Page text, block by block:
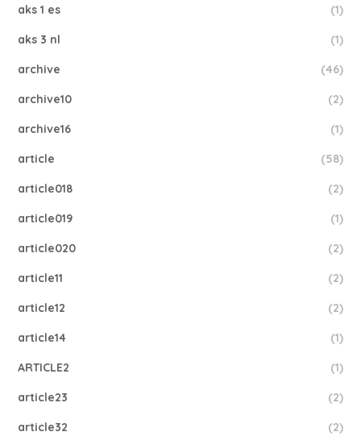
aks 1 es (1)
aks 3 nl (1)
archive (46)
archive10 (2)
archive16 (1)
article (58)
article018 (2)
article019 (1)
article020 (2)
article11 (2)
article12 (2)
article14 (1)
ARTICLE2 (1)
article23 (2)
article32 (2)